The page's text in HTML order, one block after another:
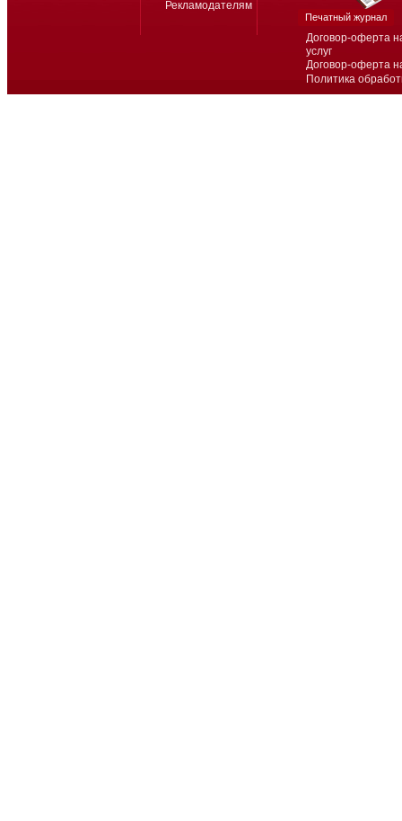
Договор-оферта
услуг
Договор-оферта
Политика
Рекламодателям
Печатный журнал